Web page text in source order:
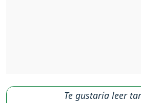
Te gustaría leer